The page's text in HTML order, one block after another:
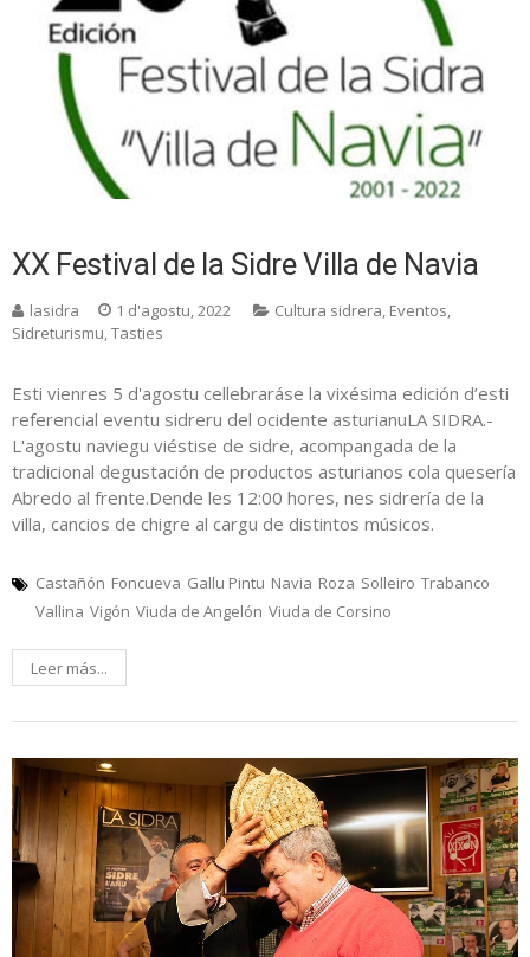
XX Festival de la Sidre Villa de Navia
lasidra 1 d'agostu, 2022 Cultura sidrera, Eventos,
Sidreturismu,Tasties
Esti vienres 5 d'agostu cellebraráse la vixésima edición d’esti
referencial eventu sidreru del ocidente asturianuLA SIDRA.-
L'agostu naviegu viéstise de sidre, acompangada de la
tradicional degustación de productos asturianos cola quesería
Abredo al frente.Dende les 12:00 hores, nes sidrería de la
villa, cancios de chigre al cargu de distintos músicos.
Castañón Foncueva Gallu Pintu Navia Roza Solleiro Trabanco
Vallina Vigón Viuda de Angelón Viuda de Corsino
Leer más...